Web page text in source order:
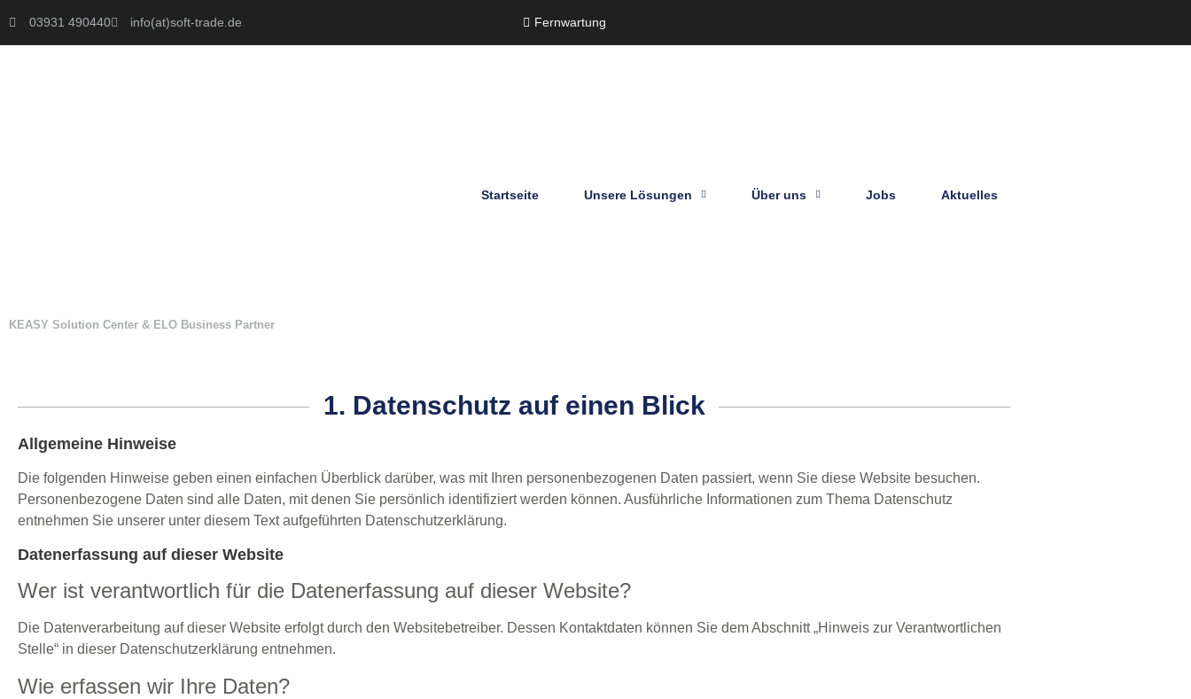
03931 490440 info(at)soft-trade.de Fernwartung
KEASY Solution Center & ELO Business Partner
Startseite Unsere Lösungen Über uns Jobs Aktuelles
1. Datenschutz auf einen Blick
Allgemeine Hinweise
Die folgenden Hinweise geben einen einfachen Überblick darüber, was mit Ihren personenbezogenen Daten passiert, wenn Sie diese Website besuchen.
Personenbezogene Daten sind alle Daten, mit denen Sie persönlich identifiziert werden können. Ausführliche Informationen zum Thema Datenschutz
entnehmen Sie unserer unter diesem Text aufgeführten Datenschutzerklärung.
Datenerfassung auf dieser Website
Wer ist verantwortlich für die Datenerfassung auf dieser Website?
Die Datenverarbeitung auf dieser Website erfolgt durch den Websitebetreiber. Dessen Kontaktdaten können Sie dem Abschnitt „Hinweis zur Verantwortlichen
Stelle“ in dieser Datenschutzerklärung entnehmen.
Wie erfassen wir Ihre Daten?